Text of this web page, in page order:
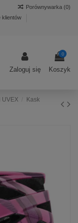
klientów
Porównywarka (0)
Zaloguj się
0
Koszyk
UVEX
Kask